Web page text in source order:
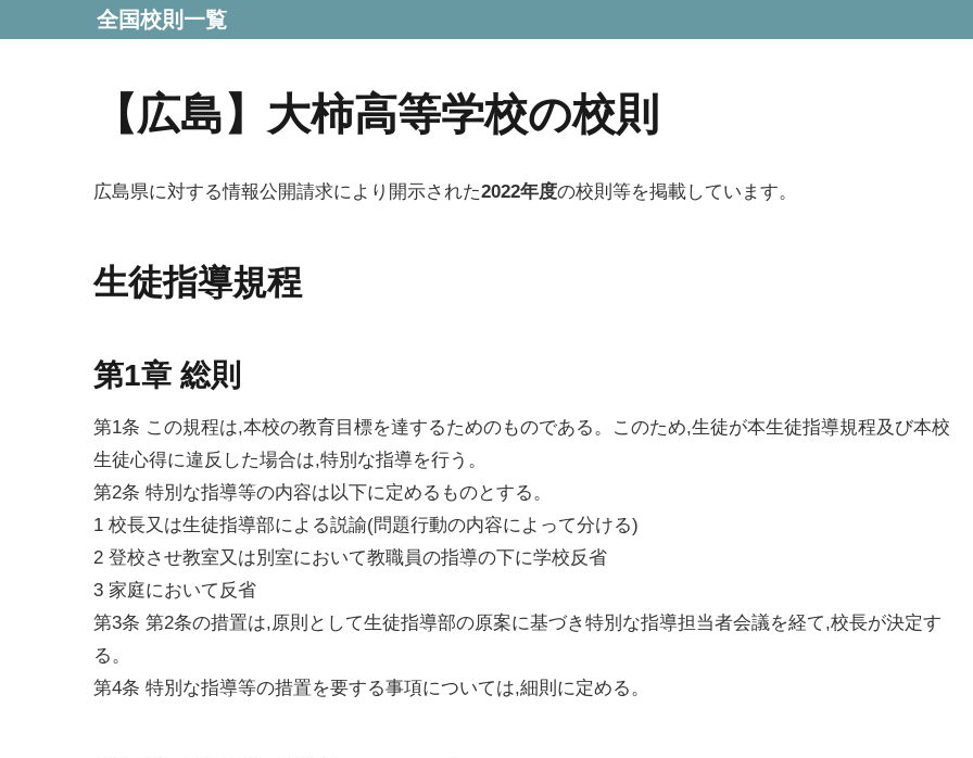
全国校則一覧
【広島】大柿高等学校の校則
広島県に対する情報公開請求により開示された2022年度の校則等を掲載しています。
生徒指導規程
第1章 総則
第1条 この規程は,本校の教育目標を達するためのものである。このため,生徒が本生徒指導規程及び本校
生徒心得に違反した場合は,特別な指導を行う。
第2条 特別な指導等の内容は以下に定めるものとする。
1 校長又は生徒指導部による説諭(問題行動の内容によって分ける)
2 登校させ教室又は別室において教職員の指導の下に学校反省
3 家庭において反省
第3条 第2条の措置は,原則として生徒指導部の原案に基づき特別な指導担当者会議を経て,校長が決定す
る。
第4条 特別な指導等の措置を要する事項については,細則に定める。